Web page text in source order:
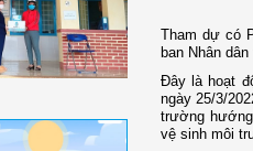
Tham dự có
ban Nhân
Đây là hoạt
ngày 25/3/
trường
vệ sinh môi